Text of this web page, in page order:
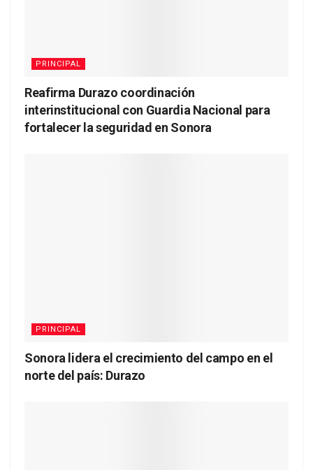
PRINCIPAL
Reafirma Durazo coordinación
interinstitucional con Guardia Nacional para
fortalecer la seguridad en Sonora
PRINCIPAL
Sonora lidera el crecimiento del campo en el
norte del país: Durazo